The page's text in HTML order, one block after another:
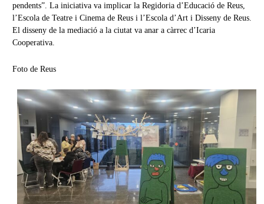
pendents”. La iniciativa va implicar la Regidoria d’Educació de Reus,
l’Escola de Teatre i Cinema de Reus i l’Escola d’Art i Disseny de Reus.
El disseny de la mediació a la ciutat va anar a càrrec d’Icaria
Cooperativa.
Foto de Reus